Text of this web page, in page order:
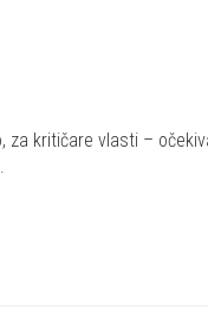
za kritičare vlasti –